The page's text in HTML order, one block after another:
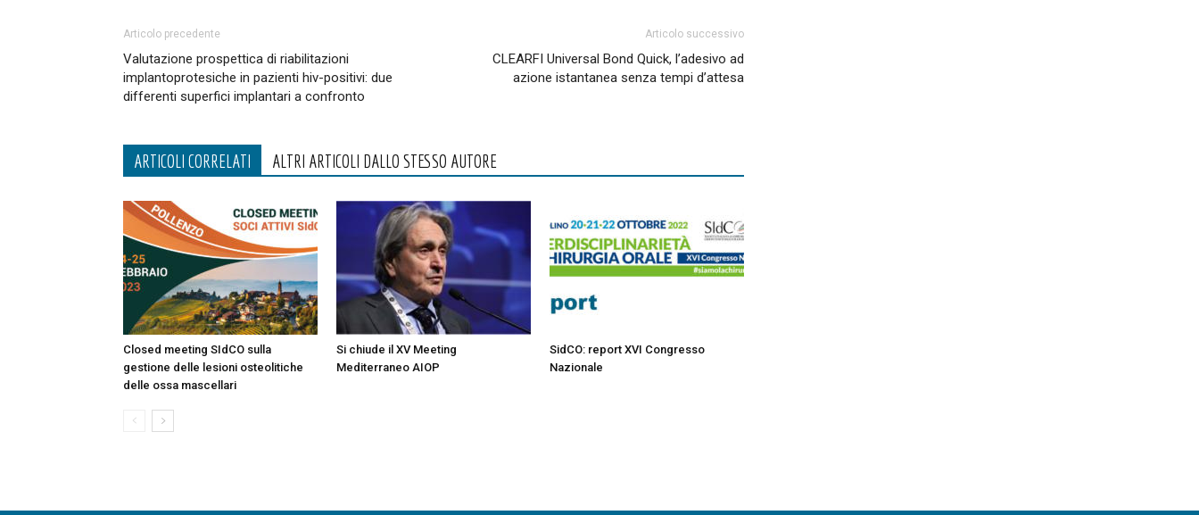
Articolo precedente
Valutazione prospettica di riabilitazioni
implantoprotesiche in pazienti hiv-positivi: due
differenti superfici implantari a confronto
Articolo successivo
CLEARFI Universal Bond Quick, l’adesivo ad
azione istantanea senza tempi d’attesa
ARTICOLI CORRELATI ALTRI ARTICOLI DALLO STESSO AUTORE
Closed meeting SIdCO sulla
gestione delle lesioni osteolitiche
delle ossa mascellari
Si chiude il XV Meeting
Mediterraneo AIOP
SidCO: report XVI Congresso
Nazionale